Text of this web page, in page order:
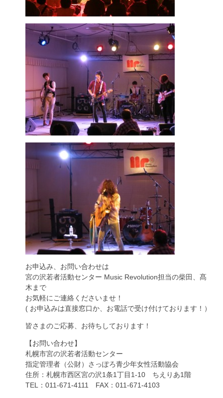
お申込み、お問い合わせは
宮の沢若者活動センター Music Revolution担当の柴田、髙
木まで
お気軽にご連絡くださいませ！
( お申込みは直接窓口か、お電話で受け付けております！）
皆さまのご応募、お待ちしております！
【お問い合わせ】
札幌市宮の沢若者活動センター
指定管理者（公財）さっぽろ青少年女性活動協会
住所：札幌市西区宮の沢1条1丁目1-10 ちえりあ1階
TEL：011-671-4111 FAX：011-671-4103